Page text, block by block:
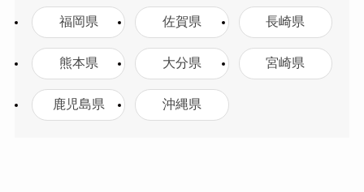
福岡県 佐賀県 長崎県
熊本県 大分県 宮崎県
鹿児島県 沖縄県